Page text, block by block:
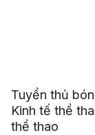
Tuyển thủ
Kinh tế thể
thể thao